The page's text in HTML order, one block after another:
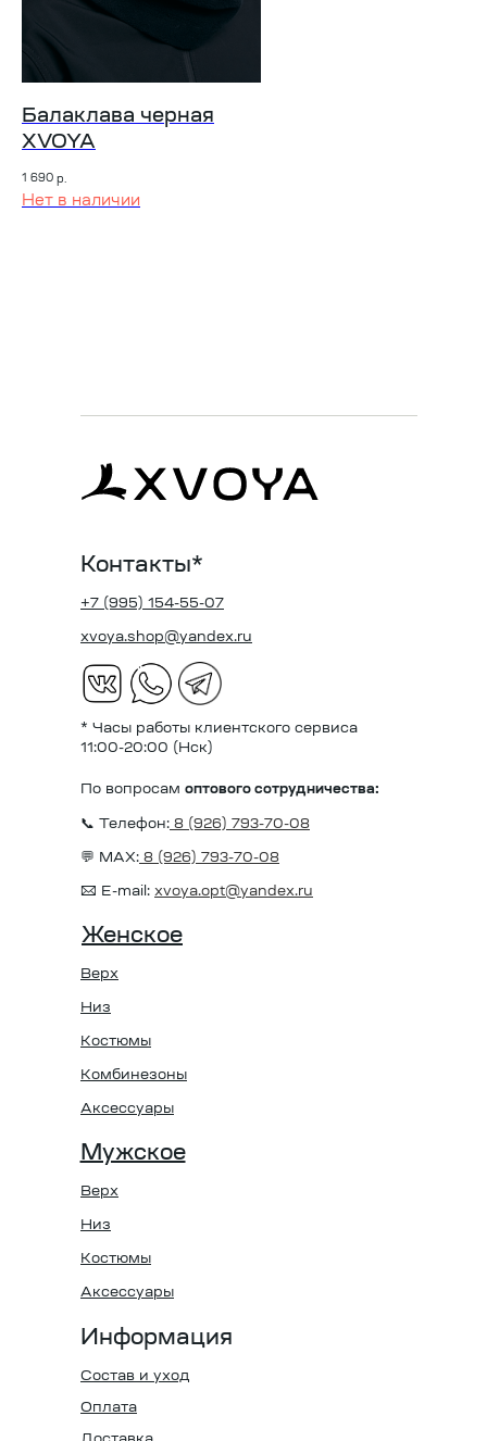
Балаклава черная
XVOYA
1 690 р.
Контакты*
Оплата
Состав и уход
Мужское
Информация
Аксессуары
Комбинезоны
Костюмы
Низ
Верх
Верх
Низ
Костюмы
Аксессуары
✉️ E-mail: xvoya.opt@yandex.ru
💬 MAX: 8 (926) 793-70-08
📞 Телефон: 8 (926) 793-70-08
По вопросам оптового сотрудничества:
* Часы работы клиентского сервиса
11:00-20:00 (Нск)
xvoya.shop@yandex.ru
+7 (995) 154-55-07
Женское